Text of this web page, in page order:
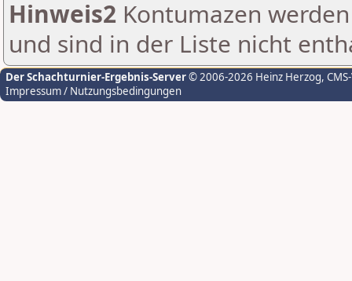
Hinweis2 Kontumazen
und sind in der Liste nicht
Der Schachturnier-Ergebnis-Server© 2006-2026 Heinz Herzog,
Impressum / Nutzungsbedingungen